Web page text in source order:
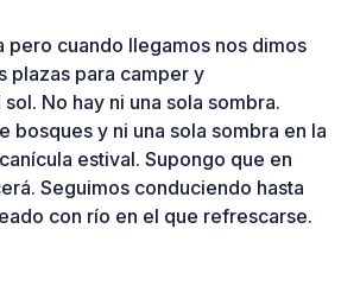
pero cuando llegamos nos dimos
plazas para camper y
No hay ni una sola sombra.
bosques y ni una sola sombra en la
estival. Supongo que en
Seguimos conduciendo hasta
con río en el que refrescarse.